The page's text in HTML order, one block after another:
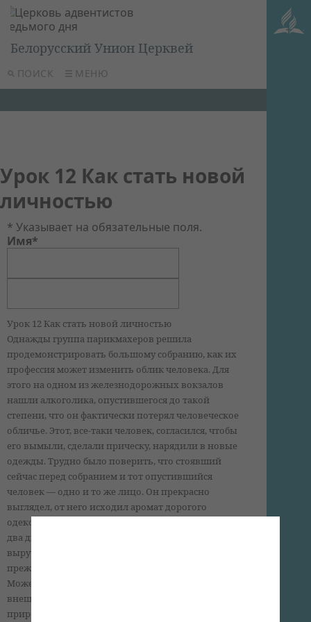
ПОИСК МЕНЮ
Белорусский Унион Церквей
Урок 12 Как стать новой
личностью
* Указывает на обязательные поля.
Имя*
Урок 12 Как стать новой личностью
Однажды группа парикмахеров решила
продемонстрировать большому собранию, как их
профессия может изменить облик человека. Для
этого на одном из железнодорожных вокзалов
нашли алкоголика, опустившегося до такой
степени, что он фактически потерял человеческое
обличье. Этот, все-таки человек, согласился, чтобы
его вымыли, сделали прическу, нарядили в новые
одежды. Трудно было поверить, что стоявший
сейчас перед собранием и тот опустившийся
человек — одно и то же лицо. Он прекрасно
выглядел, от него исходил аромат дорогого
одеколона, и он даже вел себя иначе. Но спустя всего
два дня алкоголик продал свою новую одежду; на
вырученные деньги купил спиртного и вернулся к
прежней жизни.
Может быть, парикмахеры и смогли изменить
внешность, но они никак не могли изменить его
природу и мышление. Как кто-то заметил: «Свинью